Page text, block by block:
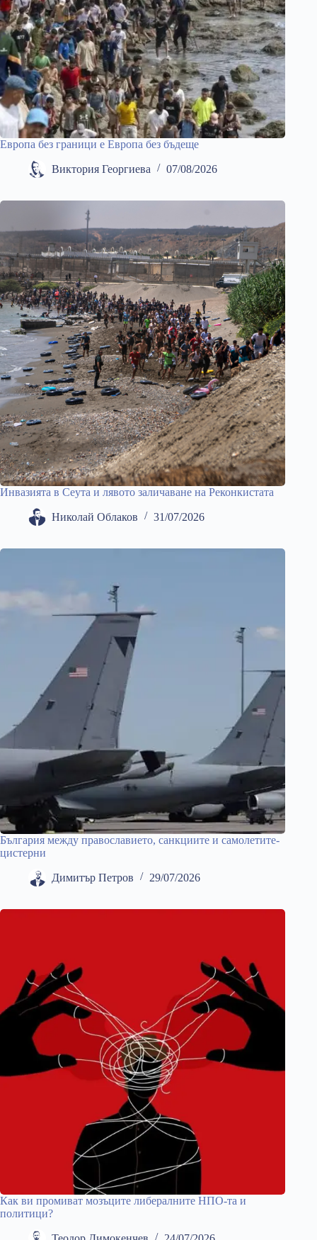
Европа без граници е Европа без бъдеще
Виктория Георгиева 07/08/2026
Инвазията в Сеута и лявото заличаване на Реконкистата
Николай Облаков 31/07/2026
България между православието, санкциите и самолетите-
цистерни
Димитър Петров 29/07/2026
Как ви промиват мозъците либералните НПО-та и
политици?